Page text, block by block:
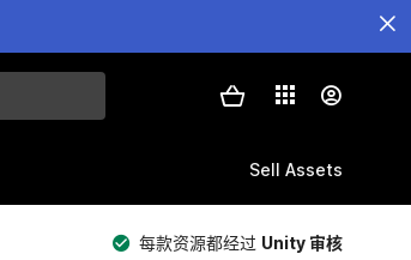
Sell Assets
每款资源都经过 Unity 审核